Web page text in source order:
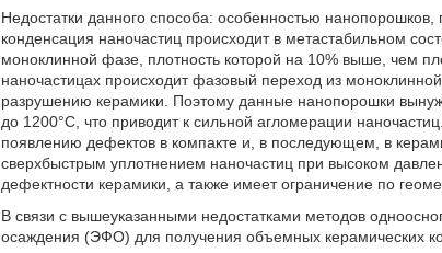
Недостатки данного способа: особенностью
конденсация наночастиц происходит в метастабильном
моноклинной фазе, плотность которой на 10% выше, чем
наночастицах происходит фазовый переход из
разрушению керамики. Поэтому данные нанопорошки
до 1200°C, что приводит к сильной агломерации
появлению дефектов в компакте и, в последующем, в
сверхбыстрым уплотнением наночастиц при высоком
дефектности керамики, а также имеет ограничение по
В связи с вышеуказанными недостатками методов
осаждения (ЭФО) для получения объемных керамических